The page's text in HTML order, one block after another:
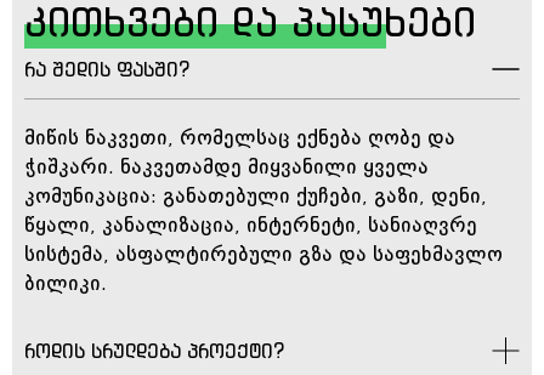
კითხვები და პასუხები
რა შედის ფასში?
მიწის ნაკვეთი, რომელსაც ექნება ღობე და
ჭიშკარი. ნაკვეთამდე მიყვანილი ყველა
კომუნიკაცია: განათებული ქუჩები, გაზი, დენი,
წყალი, კანალიზაცია, ინტერნეტი, სანიაღვრე
სისტემა, ასფალტირებული გზა და საფეხმავლო
ბილიკი.
როდის სრულდება პროექტი?